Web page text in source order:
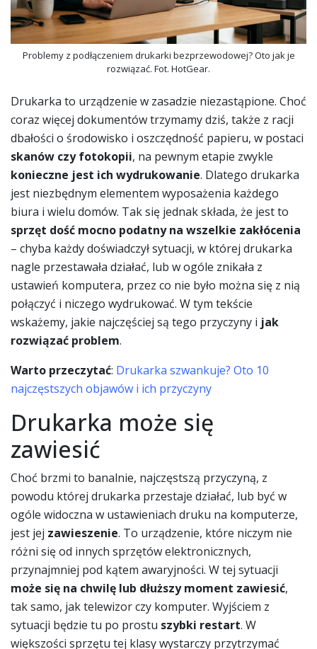
Problemy z podłączeniem drukarki bezprzewodowej? Oto jak je
rozwiązać. Fot. HotGear.
Drukarka to urządzenie w zasadzie niezastąpione. Choć
coraz więcej dokumentów trzymamy dziś, także z racji
dbałości o środowisko i oszczędność papieru, w postaci
skanów czy fotokopii, na pewnym etapie zwykle
konieczne jest ich wydrukowanie. Dlatego drukarka
jest niezbędnym elementem wyposażenia każdego
biura i wielu domów. Tak się jednak składa, że jest to
sprzęt dość mocno podatny na wszelkie zakłócenia
– chyba każdy doświadczył sytuacji, w której drukarka
nagle przestawała działać, lub w ogóle znikała z
ustawień komputera, przez co nie było można się z nią
połączyć i niczego wydrukować. W tym tekście
wskażemy, jakie najczęściej są tego przyczyny i jak
rozwiązać problem.
Warto przeczytać: Drukarka szwankuje? Oto 10
najczęstszych objawów i ich przyczyny
Drukarka może się
zawiesić
Choć brzmi to banalnie, najczęstszą przyczyną, z
powodu której drukarka przestaje działać, lub być w
ogóle widoczna w ustawieniach druku na komputerze,
jest jej zawieszenie. To urządzenie, które niczym nie
różni się od innych sprzętów elektronicznych,
przynajmniej pod kątem awaryjności. W tej sytuacji
może się na chwilę lub dłuższy moment zawiesić,
tak samo, jak telewizor czy komputer. Wyjściem z
sytuacji będzie tu po prostu szybki restart. W
większości sprzętu tej klasy wystarczy przytrzymać